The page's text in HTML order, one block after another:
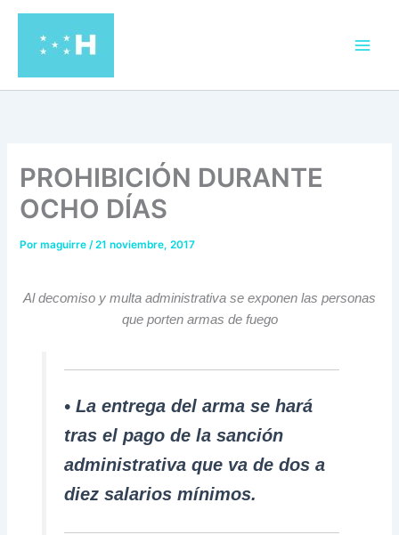
contenido
PROHIBICIÓN DURANTE
OCHO DÍAS
Pormaguirre/21 noviembre, 2017
Al decomiso y multa administrativa se exponen las personas
que porten armas de fuego
• La entrega del arma se hará
tras el pago de la sanción
administrativa que va de dos a
diez salarios mínimos.